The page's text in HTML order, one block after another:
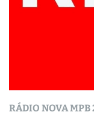
RÁDIO NOVA